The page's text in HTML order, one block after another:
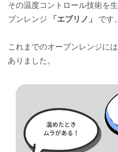
その温度コントロール技術を
ブンレンジ
「エブリノ」 です。
これまでのオーブンレンジに
ありました。